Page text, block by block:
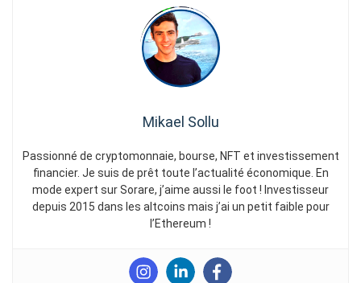
Mikael Sollu
Passionné de cryptomonnaie, bourse, NFT et investissement
financier. Je suis de prêt toute l’actualité économique. En
mode expert sur Sorare, j’aime aussi le foot ! Investisseur
depuis 2015 dans les altcoins mais j’ai un petit faible pour
l’Ethereum !